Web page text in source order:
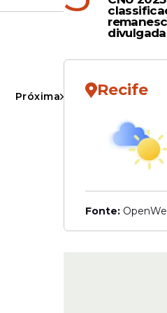
Próxima
divulgada
Recife
Fonte: